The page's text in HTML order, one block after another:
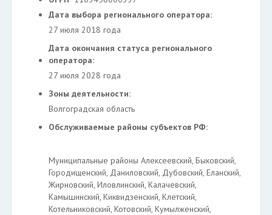
Дата выбора регионального оператора:
27 июля 2018 года
Дата окончания статуса регионального
оператора:
27 июля 2028 года
Зоны деятельности:
Волгоградская область
Обслуживаемые районы субъектов РФ:
Муниципальные районы Алексеевский, Быковский,
Городищенский, Даниловский, Дубовский, Еланский,
Жирновский, Иловлинский, Калачевский,
Камышинский, Киквидзенский, Клетский,
Котельниковский, Котовский, Кумылженский,